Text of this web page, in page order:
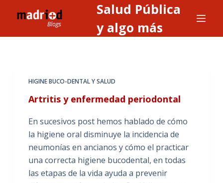
l
Salud Pública
y algo más
HIGINE BUCO-DENTAL Y SALUD
Artritis y enfermedad periodontal
En sucesivos post hemos hablado de cómo
la higiene oral disminuye la incidencia de
neumonías en ancianos y cómo el practicar
una correcta higiene bucodental, en todas
las etapas de la vida ayuda a prevenir